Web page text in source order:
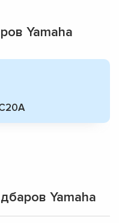
Yamaha
Yamaha